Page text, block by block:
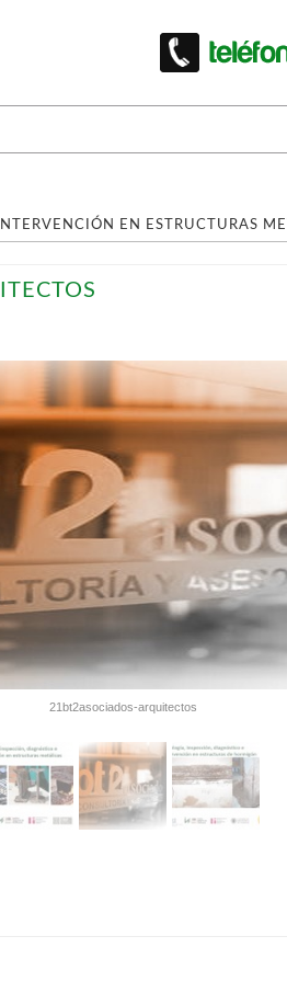
INTERVENCIÓN EN ESTRUCTURAS
21bt2asociados-arquitectos